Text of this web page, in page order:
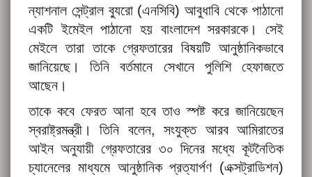
ন্যাশনাল সেন্ট্রাল ব্যুরো (এনসিবি) আবুধাবি থেকে পাঠানো
একটি ইমেইল পাঠানো হয় বাংলাদেশ সরকারকে। সেই
মেইলে তারা তাকে গ্রেফতারের বিষয়টি আনুষ্ঠানিকভাবে
জানিয়েছে। তিনি বর্তমানে সেখানে পুলিশি হেফাজতে
আছেন।
তাকে কবে ফেরত আনা হবে তাও স্পষ্ট করে জানিয়েছেন
স্বরাষ্ট্রমন্ত্রী। তিনি বলেন, সংযুক্ত আরব আমিরাতের
আইন অনুযায়ী গ্রেফতারের ৩০ দিনের মধ্যে কূটনৈতিক
চ্যানেলের মাধ্যমে আনুষ্ঠানিক প্রত্যার্পণ (এক্সট্রাডিশন)